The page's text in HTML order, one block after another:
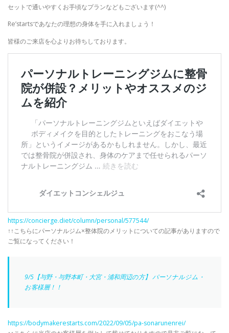
セットで通いやすくお手頃なプランなどもございます(^^)
Re’startsであなたの理想の身体を手に入れましょう！
皆様のご来店を心よりお待ちしております。
https://concierge.diet/column/personal/577544/
↑↑こちらにパーソナルジム×整体院のメリットについての記事がありますので
ご覧になってください！
9/5【与野・与野本町・大宮・浦和周辺の方】 パーソナルジム・
お客様層！！
https://bodymakerestarts.com/2022/09/05/pa-sonarunenrei/